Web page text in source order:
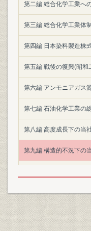
第二編 総合化学工業へ
第三編 総合化学工業体
第四編 日本染料製造株
第五編 戦後の復興(昭
第六編 アンモニアガス
第七編 石油化学工業の
第八編 高度成長下の当
第九編 構造的不況下の
資料・年表・索引